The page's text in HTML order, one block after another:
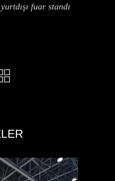
yurtdışı fuar standı